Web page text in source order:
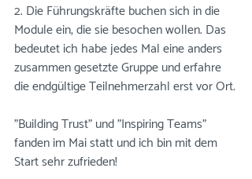
2. Die Führungskräfte buchen sich in die
Module ein, die sie besochen wollen. Das
bedeutet ich habe jedes Mal eine anders
zusammen gesetzte Gruppe und erfahre
die endgültige Teilnehmerzahl erst vor Ort.
"Building Trust" und "Inspiring Teams"
fanden im Mai statt und ich bin mit dem
Start sehr zufrieden!